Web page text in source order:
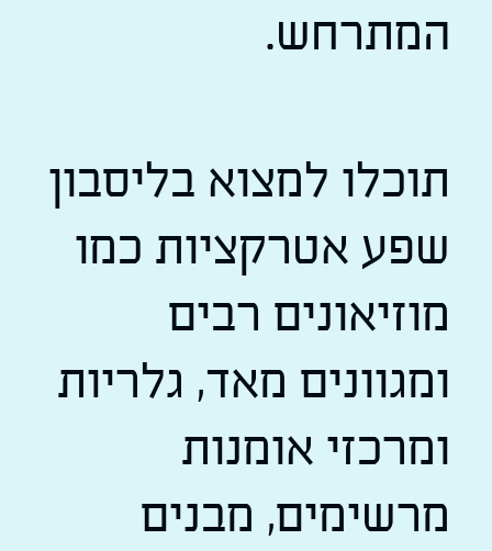
המתרחש.
תוכלו למצוא בליסבון
שפע אטרקציות כמו
מוזיאונים רבים
ומגוונים מאד, גלריות
ומרכזי אומנות
מרשימים, מבנים